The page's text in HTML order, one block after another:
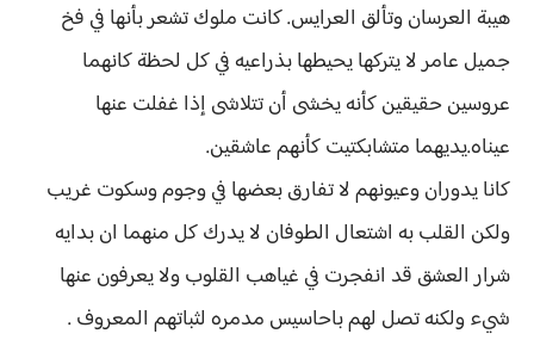
هيبة العرسان وتألق العرايس. كانت ملوك تشعر بأنها في فخ
جميل عامر لا يتركها يحيطها بذراعيه في كل لحظة كانهما
عروسين حقيقين كأنه يخشى أن تتلاشى إذا غفلت عنها
عيناه.يديهما متشابكتيت كأنهم عاشقين.
كانا يدوران وعيونهم لا تفارق بعضها في وجوم وسكوت غريب
ولكن القلب به اشتعال الطوفان لا يدرك كل منهما ان بدايه
شرار العشق قد انفجرت في غياهب القلوب ولا يعرفون عنها
شيء ولكنه تصل لهم باحاسيس مدمره لثباتهم المعروف .